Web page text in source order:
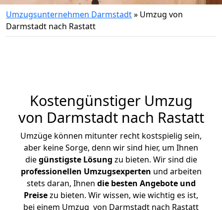
Umzugsunternehmen Darmstadt» Umzug von
Darmstadt nach Rastatt
Kostengünstiger Umzug
von Darmstadt nach Rastatt
Umzüge können mitunter recht kostspielig sein,
aber keine Sorge, denn wir sind hier, um Ihnen
diegünstigste Lösung zu bieten. Wir sind die
professionellen Umzugsexperten und arbeiten
stets daran, Ihnen die besten Angebote und
Preisezu bieten. Wir wissen, wie wichtig es ist,
bei einem Umzug von Darmstadt nach Rastatt